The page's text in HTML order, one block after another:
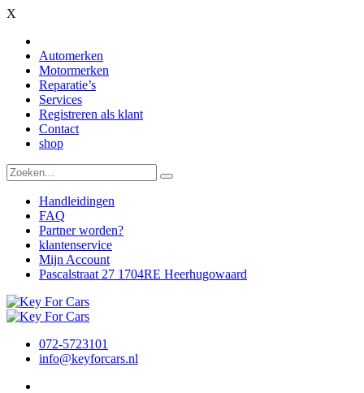
X
Automerken
Motormerken
Reparatie’s
Services
Registreren als klant
Contact
shop
Handleidingen
FAQ
Partner worden?
klantenservice
Mijn Account
Pascalstraat 27 1704RE Heerhugowaard
072-5723101
info@keyforcars.nl